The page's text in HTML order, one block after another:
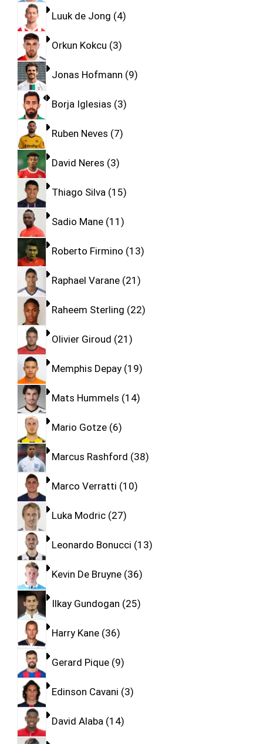
Luuk de Jong 4
Orkun Kokcu 3
Jonas Hofmann 9
Borja Iglesias 3
Ruben Neves 7
David Neres 3
Thiago Silva 15
Sadio Mane 11
Roberto Firmino 13
Raphael Varane 21
Raheem Sterling 22
Olivier Giroud 21
Memphis Depay 19
Mats Hummels 14
Mario Gotze 6
Marcus Rashford 38
Marco Verratti 10
Luka Modric 27
Leonardo Bonucci 13
Kevin De Bruyne 36
Ilkay Gundogan 25
Harry Kane 36
Gerard Pique 9
Edinson Cavani 3
David Alaba 14